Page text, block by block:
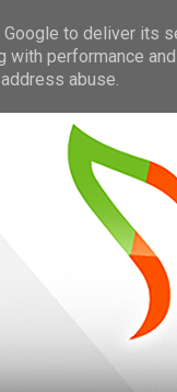
to deliver its
with performance
abuse.